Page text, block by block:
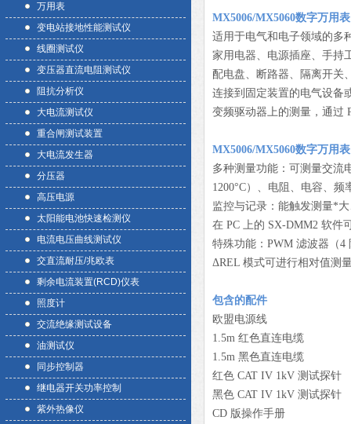
万用表
变电站接地性能测试仪
线圈测试仪
变压器直流电阻测试仪
阻抗分析仪
大电流测试仪
重合闸测试装置
大电流发生器
分压器
高压电源
太阳能电池快速检测仪
电流电压曲线测试仪
交直流耐压/兆欧表
剩余电流装置(RCD)仪表
照度计
交流绝缘测试设备
油测试仪
同步控制器
继电器开关功率控制
紫外热像仪
MX5006/MX5060数字万用
适用于电气和电子领域的多
家用电器、电源插座、手持
配电盘、断路器、隔离开关
连接到固定装置的电气设备
变频驱动器上的测量，通过
MX5006/MX5060数字万用
多种测量功能：可测量交流
1200°C）、电阻、电容、频
监控与记录：能触发测量*
在 PC 上的 SX-DMM2 软件
特殊功能：PWM 滤波器（
ΔREL 模式可进行相对值测
包含的配件
欧盟电源线
1.5m 红色直连电缆
1.5m 黑色直连电缆
红色 CAT IV 1kV 测试探针
黑色 CAT IV 1kV 测试探针
CD 版操作手册